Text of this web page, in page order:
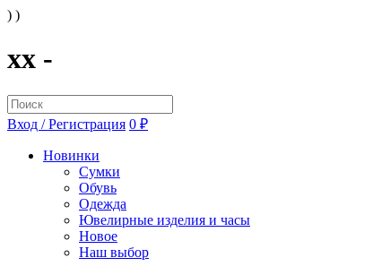
) )
xx -
Вход / Регистрация 0 ₽
Новинки
Сумки
Обувь
Одежда
Ювелирные изделия и часы
Новое
Наш выбор